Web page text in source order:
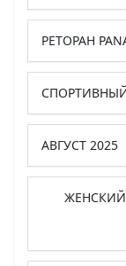
РЕТОРАН
АВГУСТ 2025
ЖЕНСКИЙ